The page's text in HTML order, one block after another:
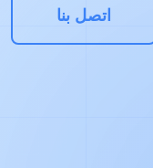
اتصل بنا